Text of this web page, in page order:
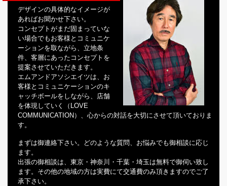
デザインの具体的なイメージが
あればお聞かせ下さい。
コンセプトがまだ固まっていな
い場合でもお客様とコミュニケ
ーションを取ながら、立地条
件、客層にあったコンセプトを
提案させていただきます。
エムアンドアソシエイツは、お
客様とコミュニケーションのキ
ャッチボールをしながら、店舗
を体現していく（LOVE
COMMUNICATION）、心からの対話を大切にさせて頂いておりま
す。
まずは御連絡下さい。どのような質問、お悩みでも御相談に応じ
ます。
出張の御相談は、東京・神奈川・千葉・埼玉は無料で御伺い致し
ます。その他の地域の方は実費にて交通費のみ頂きますのでご了
承下さい。